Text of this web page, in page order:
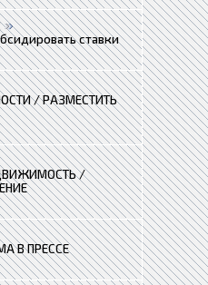
ставки
/ РАЗМЕСТИТЬ
/
В ПРЕССЕ